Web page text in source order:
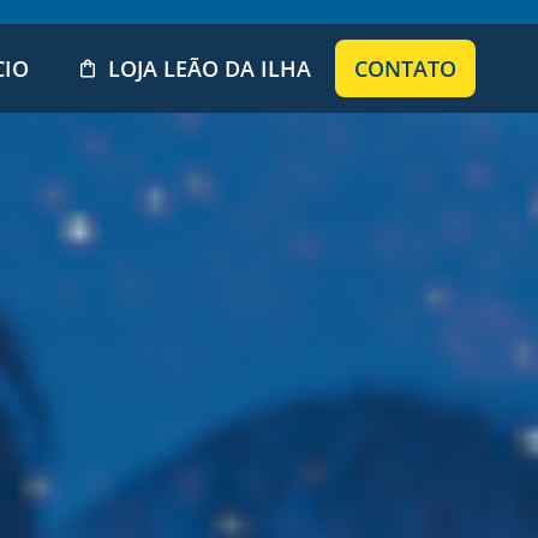
LOJA LEÃO DA ILHA CONTATO